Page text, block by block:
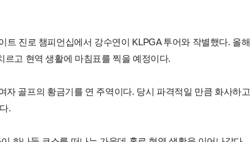
진로 챔피언십에서 강수연이 KLPGA 투어와 작별했다. 올해
고 현역 생활에 마침표를 찍을 예정이다.
자 골프의 황금기를 연 주역이다. 당시 파격적일 만큼 화사하고
.